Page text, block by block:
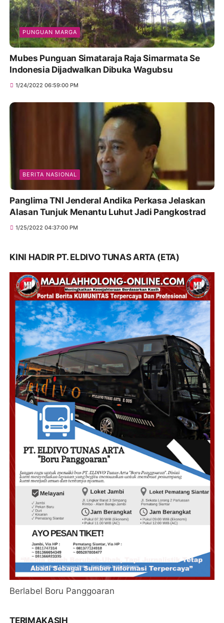
PUNGUAN MARGA
Mubes Punguan Simataraja Raja Simarmata Se
Indonesia Dijadwalkan Dibuka Wagubsu
1/24/2022 06:59:00 PM
BERITA NASIONAL
Panglima TNI Jenderal Andika Perkasa Jelaskan
Alasan Tunjuk Menantu Luhut Jadi Pangkostrad
1/25/2022 04:37:00 PM
KINI HADIR PT. ELDIVO TUNAS ARTA (ETA)
Berlabel Boru Panggoaran
TERIMAKASIH